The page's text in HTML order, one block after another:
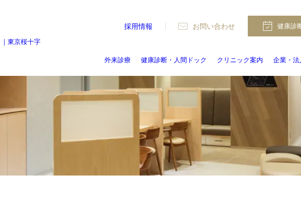
｜ 東京桜十字
外来診療 健康診断・人間ドック クリニック案内 企業・法
採用情報 お問い合わせ 健康診